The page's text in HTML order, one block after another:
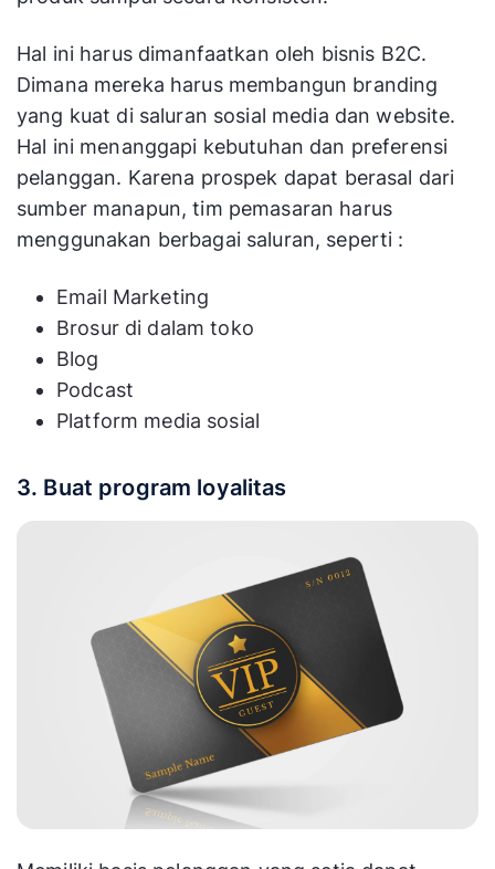
Hal ini harus dimanfaatkan oleh bisnis B2C.
Dimana mereka harus membangun branding
yang kuat di saluran sosial media dan website.
Hal ini menanggapi kebutuhan dan preferensi
pelanggan. Karena prospek dapat berasal dari
sumber manapun, tim pemasaran harus
menggunakan berbagai saluran, seperti :
Email Marketing
Brosur di dalam toko
Blog
Podcast
Platform media sosial
3. Buat program loyalitas